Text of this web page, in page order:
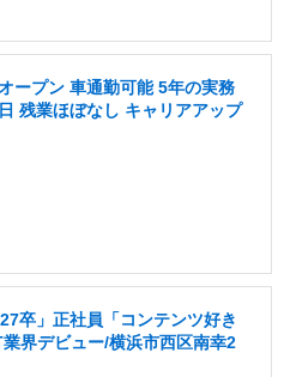
ープン 車通勤可能 5年の実務
残業ほぼなし キャリアアップ
卒」正社員「コンテンツ好き
界デビュー/横浜市西区南幸2